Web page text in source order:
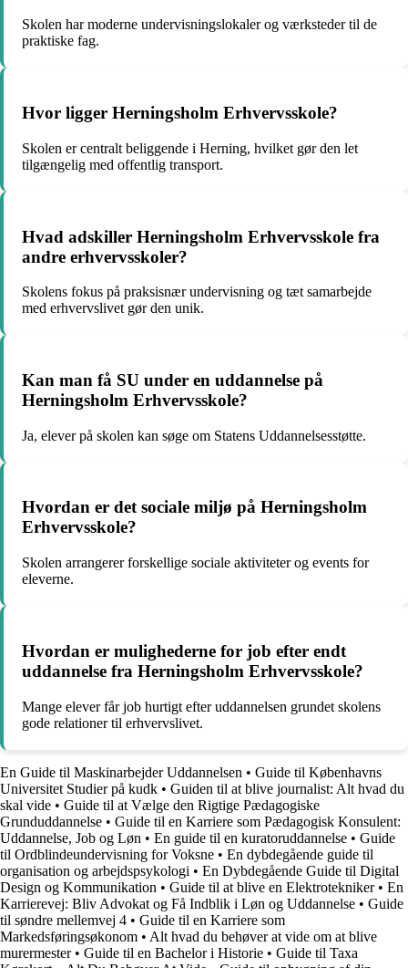
Skolen har moderne undervisningslokaler og værksteder til de
praktiske fag.
Hvor ligger Herningsholm Erhvervsskole?
Skolen er centralt beliggende i Herning, hvilket gør den let
tilgængelig med offentlig transport.
Hvad adskiller Herningsholm Erhvervsskole fra
andre erhvervsskoler?
Skolens fokus på praksisnær undervisning og tæt samarbejde
med erhvervslivet gør den unik.
Kan man få SU under en uddannelse på
Herningsholm Erhvervsskole?
Ja, elever på skolen kan søge om Statens Uddannelsesstøtte.
Hvordan er det sociale miljø på Herningsholm
Erhvervsskole?
Skolen arrangerer forskellige sociale aktiviteter og events for
eleverne.
Hvordan er mulighederne for job efter endt
uddannelse fra Herningsholm Erhvervsskole?
Mange elever får job hurtigt efter uddannelsen grundet skolens
gode relationer til erhvervslivet.
En Guide til Maskinarbejder Uddannelsen • Guide til Københavns
Universitet Studier på kudk • Guiden til at blive journalist: Alt hvad du
skal vide • Guide til at Vælge den Rigtige Pædagogiske
Grunduddannelse • Guide til en Karriere som Pædagogisk Konsulent:
Uddannelse, Job og Løn • En guide til en kuratoruddannelse • Guide
til Ordblindeundervisning for Voksne • En dybdegående guide til
organisation og arbejdspsykologi • En Dybdegående Guide til Digital
Design og Kommunikation • Guide til at blive en Elektrotekniker• En
Karrierevej: Bliv Advokat og Få Indblik i Løn og Uddannelse • Guide
til søndre mellemvej 4 • Guide til en Karriere som
Markedsføringsøkonom • Alt hvad du behøver at vide om at blive
murermester• Guide til en Bachelor i Historie • Guide til Taxa